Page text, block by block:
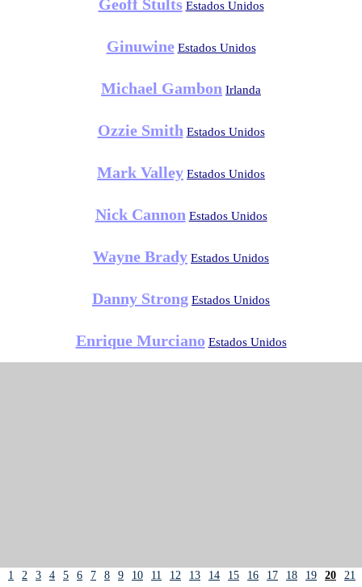
Geoff Stults Estados Unidos
Ginuwine Estados Unidos
Michael Gambon Irlanda
Ozzie Smith Estados Unidos
Mark Valley Estados Unidos
Nick Cannon Estados Unidos
Wayne Brady Estados Unidos
Danny Strong Estados Unidos
Enrique Murciano Estados Unidos
1 2 3 4 5 6 7 8 9 10 11 12 13 14 15 16 17 18 19 20
21